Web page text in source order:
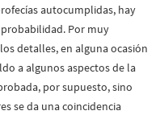
autocumplidas, hay
Por muy
detalles, en alguna ocasión
a algunos aspectos de la
por supuesto, sino
se da una coincidencia